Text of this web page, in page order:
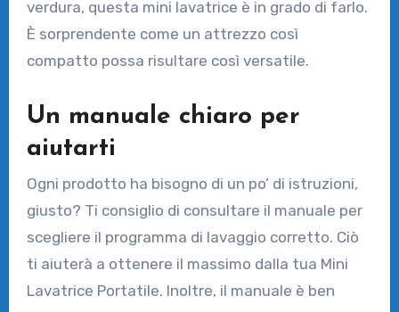
verdura, questa mini lavatrice è in grado di farlo.
È sorprendente come un attrezzo così
compatto possa risultare così versatile.
Un manuale chiaro per
aiutarti
Ogni prodotto ha bisogno di un po’ di istruzioni,
giusto? Ti consiglio di consultare il manuale per
scegliere il programma di lavaggio corretto. Ciò
ti aiuterà a ottenere il massimo dalla tua Mini
Lavatrice Portatile. Inoltre, il manuale è ben